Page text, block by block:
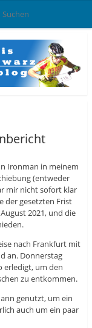
Ironman in meinem
(entweder
mir nicht sofort klar
der gesetzten Frist
2021, und die
nach Frankfurt mit
an. Donnerstag
erledigt, um den
zu entkommen.
genutzt, um ein
auch um ein paar